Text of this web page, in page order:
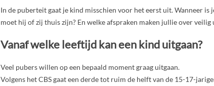
In de puberteit gaat je kind misschien voor het eerst uit. Wanneer is
moet hij of zij thuis zijn? En welke afspraken maken jullie over veilig
Vanaf welke leeftijd kan een kind uitgaan?
Veel pubers willen op een bepaald moment graag uitgaan.
Volgens het CBS gaat een derde tot ruim de helft van de 15-17-